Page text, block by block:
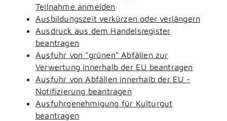
Teilnahme anmelden
Ausbildungszeit verkürzen oder verlängern
Ausdruck aus dem Handelsregister
beantragen
Ausfuhr von "grünen" Abfällen zur
Verwertung innerhalb der EU beantragen
Ausfuhr von Abfällen innerhalb der EU -
Notifizierung beantragen
Ausfuhrgenehmigung für Kulturgut
beantragen